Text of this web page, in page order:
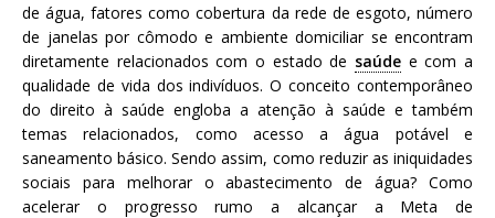
de água, fatores como cobertura da rede de esgoto, número
de janelas por cômodo e ambiente domiciliar se encontram
diretamente relacionados com o estado de saúde e com a
qualidade de vida dos indivíduos. O conceito contemporâneo
do direito à saúde engloba a atenção à saúde e também
temas relacionados, como acesso a água potável e
saneamento básico. Sendo assim, como reduzir as iniquidades
sociais para melhorar o abastecimento de água? Como
acelerar o progresso rumo a alcançar a Meta de